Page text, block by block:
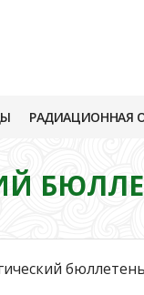
РАДИАЦИОННАЯ